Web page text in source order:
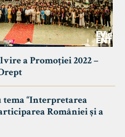
a Promoției 2022 –
tema “Interpretarea
României și a